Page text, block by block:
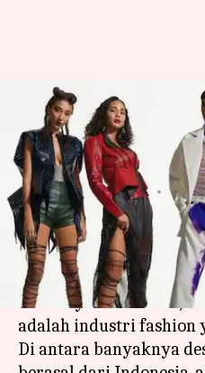
Mengenal
Ikonik
Anda Tahu
menulis Shubham Gupta Apr
Apa ceritanya
Indonesia adalah
kebudayaan dan seni,
adalah industri fashion
Di antara banyaknya